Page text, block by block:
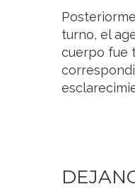
turno, el
cuerpo fue